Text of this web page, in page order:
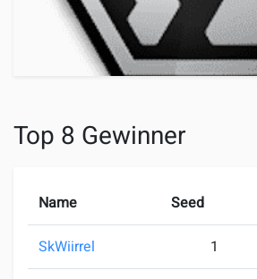
Top 8 Gewinner
Name Seed
SkWiirrel 1